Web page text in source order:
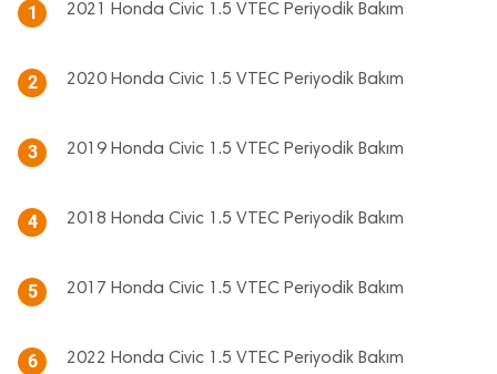
1 2021 Honda Civic 1.5 VTEC Periyodik Bakım
2 2020 Honda Civic 1.5 VTEC Periyodik Bakım
3 2019 Honda Civic 1.5 VTEC Periyodik Bakım
4 2018 Honda Civic 1.5 VTEC Periyodik Bakım
5 2017 Honda Civic 1.5 VTEC Periyodik Bakım
6 2022 Honda Civic 1.5 VTEC Periyodik Bakım